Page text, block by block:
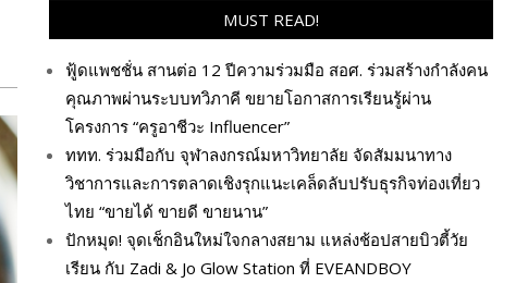
MUST READ!
ฟู้ดแพชชั่น สานต่อ 12 ปีความร่วมมือ สอศ. ร่วมสร้างกำลังคน
คุณภาพผ่านระบบทวิภาคี ขยายโอกาสการเรียนรู้ผ่าน
โครงการ “ครูอาชีวะ Influencer”
ททท. ร่วมมือกับ จุฬาลงกรณ์มหาวิทยาลัย จัดสัมมนาทาง
วิชาการและการตลาดเชิงรุกแนะเคล็ดลับปรับธุรกิจท่องเที่ยว
ไทย “ขายได้ ขายดี ขายนาน”
ปักหมุด! จุดเช็กอินใหม่ใจกลางสยาม แหล่งช้อปสายบิวตี้วัย
เรียน กับ Zadi & Jo Glow Station ที่ EVEANDBOY